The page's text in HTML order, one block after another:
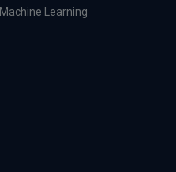
Machine Learning